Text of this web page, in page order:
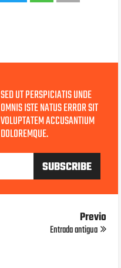
SED UT PERSPICIATIS UNDE
OMNIS ISTE NATUS ERROR SIT
VOLUPTATEM ACCUSANTIUM
DOLOREMQUE.
Previo
Entrada antigua